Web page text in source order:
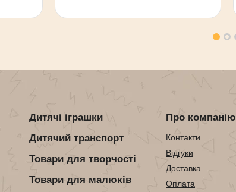
Дитячі іграшки
Дитячий транспорт
Товари для творчості
Товари для малюків
Про компанію
Контакти
Відгуки
Доставка
Оплата